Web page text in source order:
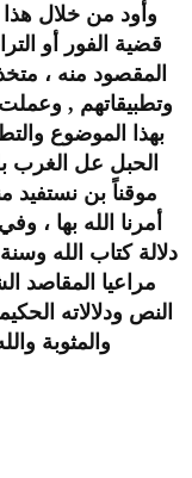
وأود من خلال هذا
قضية الفور أو
المقصود منه ،
وتطبيقاتهم ,
بهذا الموضوع
الحبل عل الغرب
موقناً بن نستفيد
أمرنا الله بها
مراعيا المقاصد
النص ودلالاته
والمثوبة